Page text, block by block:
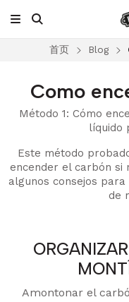
首页 Blog
Como
Método 1: Cómo
líquido
Este método
encender el carbón si
algunos consejos
de
Amontonar el